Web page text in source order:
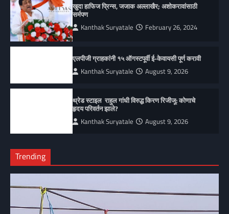
खुदा हाफिज प्रिन्स, जजाक अल्लाखैर; अशोकरावांसाठी
सर्मपण
Kanthak Suryatale February 26, 2024
एलपीजी ग्राहकांनी १५ ऑगस्टपूर्वी ई-केवायसी पूर्ण करावी
Kanthak Suryatale August 9, 2026
थ्रेड स्टाइल राहुल गांधी विरुद्ध किरण रिजीजू: कोणाचे
हृदय परिवर्तन झाले?
Kanthak Suryatale August 9, 2026
Trending